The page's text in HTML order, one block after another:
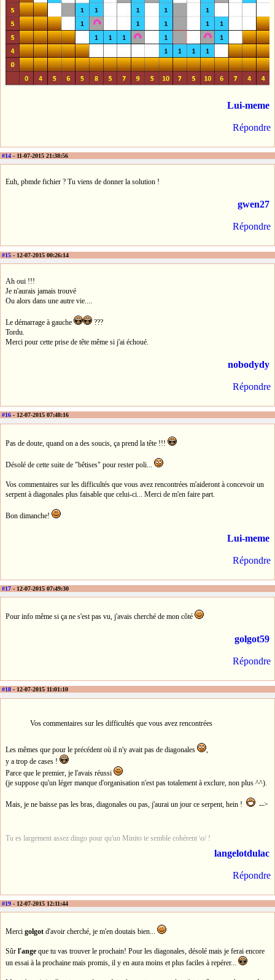
Lui-meme
Répondre
#14 - 11-07-2015 21:38:56
Euh, pbmde fichier ? Tu viens de donner la solution !
gwen27
Répondre
#15 - 12-07-2015 00:26:14
Ah oui !!!
Je n'aurais jamais trouvé
Ou alors dans une autre vie....
Le démarrage à gauche
???
Tordu.
Merci pour cette prise de tête même si j'ai échoué.
nobodydy
Répondre
#16 - 12-07-2015 07:48:16
Pas de doute, quand on a des soucis, ça prend la tête !!!
Désolé de cette suite de "bêtises" pour rester poli...
Vos commentaires sur les difficultés que vous avez rencontrées m'aideront à concevoir un
serpent à diagonales plus faisable que celui-ci... Merci de m'en faire part.
Bon dimanche!
Lui-meme
Répondre
#17 - 12-07-2015 07:49:30
Pour info même si ça ne s'est pas vu, j'avais cherché de mon côté
golgot59
Répondre
#18 - 12-07-2015 11:01:10
Vos commentaires sur les difficultés que vous avez rencontrées
Les mêmes que pour le précédent où il n'y avait pas de diagonales
y a trop de cases !
Parce que le premier, je l'avais réussi
(je suppose qu'un léger manque d'organisation n'est pas totalement à exclure, non plus ^^).
Mais, je ne baisse pas les bras, diagonales ou pas, j'aurai un jour ce serpent, hein ! -->
Tu es largement assez dingo pour qu'un Minito te semble cohérent \o/ !
langelotdulac
Répondre
#19 - 12-07-2015 12:11:44
Merci golgot d'avoir cherché, je m'en doutais bien...
Sûr l'ange que tu vas trouver le prochain! Pour les diagonales, désolé mais je ferai encore
un essai à la prochaine mais promis, il y en aura moins et plus faciles à repérer...